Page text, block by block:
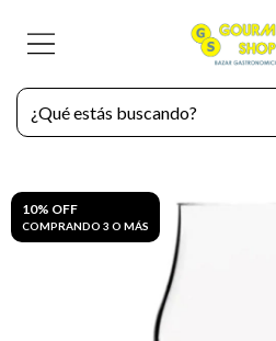
10% OFF
COMPRANDO 3 O MÁS